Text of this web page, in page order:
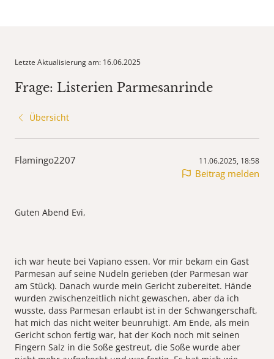
Letzte Aktualisierung am: 16.06.2025
Frage: Listerien Parmesanrinde
Übersicht
Flamingo2207 11.06.2025, 18:58
Beitrag melden
Guten Abend Evi,
ich war heute bei Vapiano essen. Vor mir bekam ein Gast
Parmesan auf seine Nudeln gerieben (der Parmesan war
am Stück). Danach wurde mein Gericht zubereitet. Hände
wurden zwischenzeitlich nicht gewaschen, aber da ich
wusste, dass Parmesan erlaubt ist in der Schwangerschaft,
hat mich das nicht weiter beunruhigt. Am Ende, als mein
Gericht schon fertig war, hat der Koch noch mit seinen
Fingern Salz in die Soße gestreut, die Soße wurde aber